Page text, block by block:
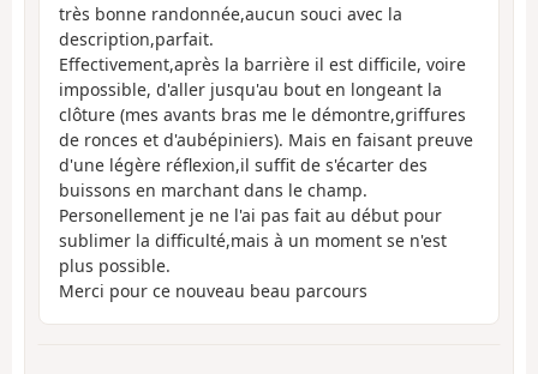
très bonne randonnée,aucun souci avec la
description,parfait.
Effectivement,après la barrière il est difficile, voire
impossible, d'aller jusqu'au bout en longeant la
clôture (mes avants bras me le démontre,griffures
de ronces et d'aubépiniers). Mais en faisant preuve
d'une légère réflexion,il suffit de s'écarter des
buissons en marchant dans le champ.
Personellement je ne l'ai pas fait au début pour
sublimer la difficulté,mais à un moment se n'est
plus possible.
Merci pour ce nouveau beau parcours